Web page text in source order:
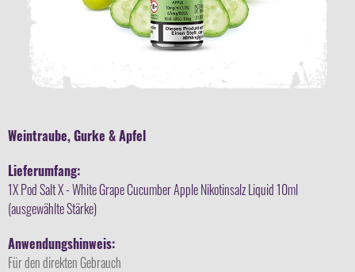
Weintraube, Gurke & Apfel
Lieferumfang:
1X Pod Salt X - White Grape Cucumber Apple Nikotinsalz Liquid 10ml
(ausgewählte Stärke)
Anwendungshinweis:
Für den direkten Gebrauch